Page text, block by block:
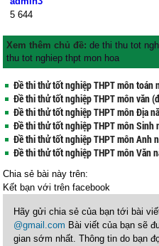
5 644
Xem thêm chủ đề:de thi thu tot
thu tot nghiep thpt mon hoa
Đề thi thử tốt nghiệp THPT môn toán
Đề thi thử tốt nghiệp THPT môn văn
Đề thi thử tốt nghiệp THPT môn Địa
Đề thi thử tốt nghiệp THPT môn Sinh
Đề thi thử tốt nghiệp THPT môn Anh
Đề thi thử tốt nghiệp THPT môn Văn
Chia sẻ bài này trên:
Kết bạn vớitrên facebook
Hãy gửi chia sẻ của bạn tới bài
@gmail.com Bài viết của bạn sẽ
gian sớm nhất. Thông tin do bạn